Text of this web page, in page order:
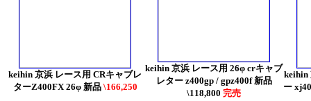
keihin 京浜 レース用 CRキャブレ
ターZ400FX 26φ 新品 \166,250
keihin 京浜 レース用 26φ crキャブ
レター z400gp / gpz400f 新品
\118,800 完売
keihin
ー